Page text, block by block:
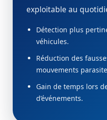
exploitable au
Détection plus
véhicules.
Réduction des
mouvements
Gain de temps lors
d’événements.